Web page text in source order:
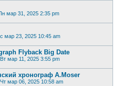
мар 31, 2025 2:35 pm
мар 23, 2025 10:45 am
Flyback Big Date
Вт мар 11, 2025 3:55 pm
хронограф A.Moser
Чт мар 06, 2025 10:58 am